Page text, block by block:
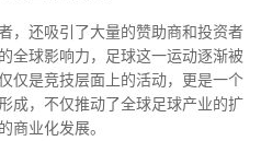
，还吸引了大量的赞助商和投资者
全球影响力，足球这一运动逐渐被
仅是竞技层面上的活动，更是一个
成，不仅推动了全球足球产业的扩
商业化发展。